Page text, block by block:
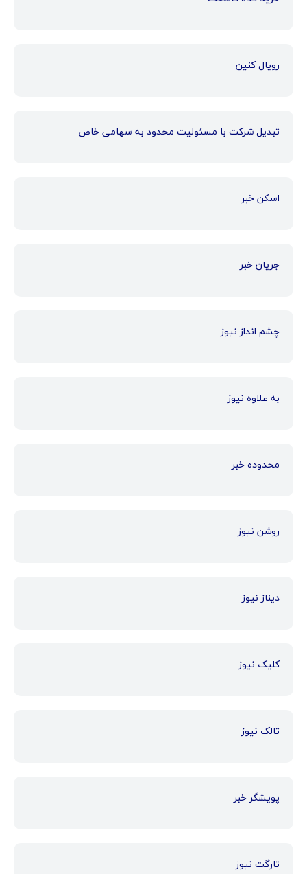
رویال کنین
تبدیل شرکت با مسئولیت محدود به سهامی خاص
اسکن خبر
جریان خبر
چشم انداز نیوز
به علاوه نیوز
محدوده خبر
روشن نیوز
دیناز نیوز
کلیک نیوز
تالک نیوز
پویشگر خبر
تارگت نیوز